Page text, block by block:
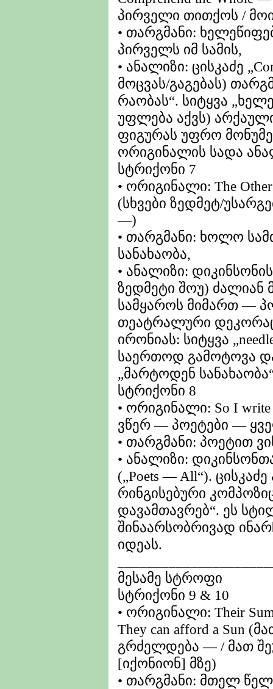
პირველი თითქოს /
• თარგმანი:
პირველს იმ სამის,
• ანალიზი: ცისკაძე
მოცვას/გაგებას)
რაობას“. სიტყვა
უფლება აქვს)
ფიგურას უფრო
ორიგინალის სადა
სტრიქონი 7
• ორიგინალი: The
(სხვები ზედმეტ/
—)
• თარგმანი: ხოლო
სანახაობა,
• ანალიზი:
ზედმეტი შოუ) ძალიან
სამყაროს მიმართ —
თეატრალური
ირონიას: სიტყვა
საერთოდ გამოტოვა
„მარტოდენ
სტრიქონი 8
• ორიგინალი: So I
ვწერ — პოეტები —
• თარგმანი: პოეტით
• ანალიზი:
(„Poets — All“).
რინგისებური
დავამთავრებ“. ეს
შინაარსობრივად
იდეას.
მესამე სტროფი
სტრიქონი 9 & 10
• ორიგინალი: Their
They can afford a Sun
გრძელდება — / მათ
[იქონიონ] მზე)
• თარგმანი: მთელ